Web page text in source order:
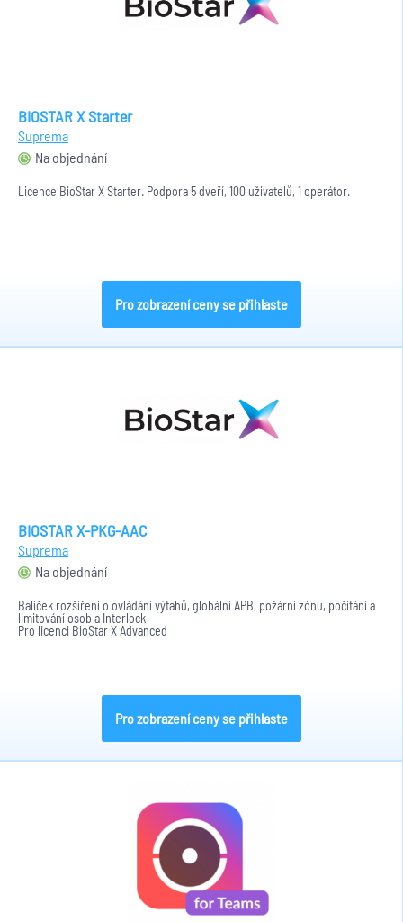
BIOSTAR X Starter
Suprema
Na objednání
Licence BioStar X Starter. Podpora 5 dveří, 100 uživatelů, 1 operátor.
Pro zobrazení ceny se přihlaste
BIOSTAR X-PKG-AAC
Suprema
Na objednání
Balíček rozšíření o ovládání výtahů, globální APB, požární zónu, počítání a
limitování osob a Interlock
Pro licenci BioStar X Advanced
Pro zobrazení ceny se přihlaste